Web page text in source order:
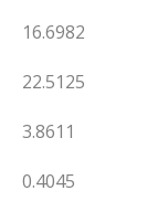
16.6982
22.5125
3.8611
0.4045